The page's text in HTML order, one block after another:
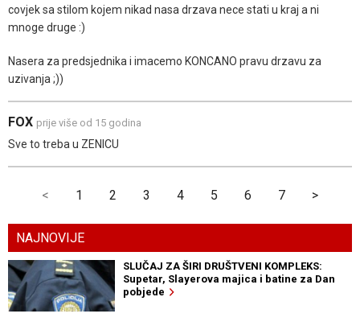
covjek sa stilom kojem nikad nasa drzava nece stati u kraj a ni
mnoge druge :)
Nasera za predsjednika i imacemo KONCANO pravu drzavu za
uzivanja ;))
FOX prije više od 15 godina
Sve to treba u ZENICU
< 1 2 3 4 5 6 7 >
NAJNOVIJE
SLUČAJ ZA ŠIRI DRUŠTVENI KOMPLEKS:
Supetar, Slayerova majica i batine za Dan
pobjede